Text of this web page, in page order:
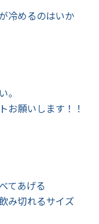
冷めるのはいか
。
お願いします！！
てあげる
み切れるサイズ